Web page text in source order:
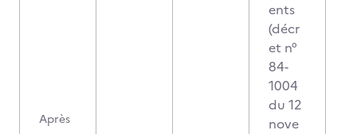
Après
ents
(décr
et n°
84-
1004
du 12
nove